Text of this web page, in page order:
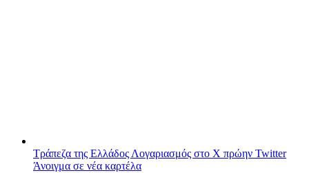
Τράπεζα της Ελλάδος Λογαριασμός στο X πρώην Twitter
Άνοιγμα σε νέα καρτέλα